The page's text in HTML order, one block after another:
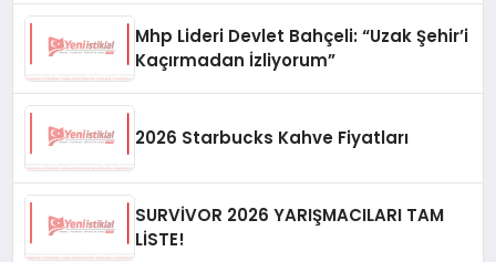
Mhp Lideri Devlet Bahçeli: “Uzak Şehir’i
Kaçırmadan İzliyorum”
2026 Starbucks Kahve Fiyatları
SURVİVOR 2026 YARIŞMACILARI TAM
LİSTE!